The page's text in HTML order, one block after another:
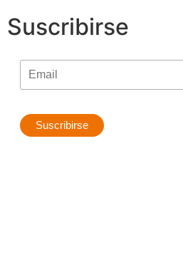
Suscribirse